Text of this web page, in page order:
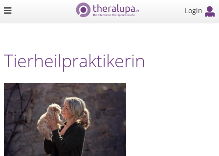
Login
Tierheilpraktikerin